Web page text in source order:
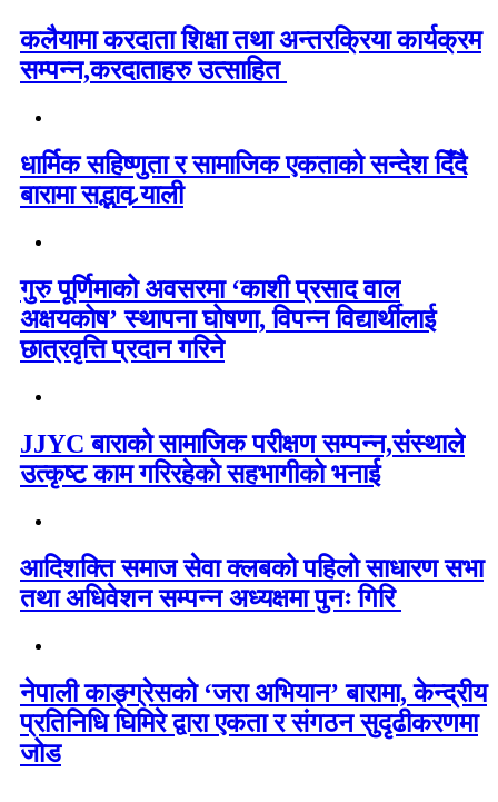
कलैयामा करदाता शिक्षा तथा अन्तरक्रिया कार्यक्रम
सम्पन्न,करदाताहरु उत्साहित
धार्मिक सहिष्णुता र सामाजिक एकताको सन्देश दिँदै
बारामा सद्भाव र्‍याली
गुरु पूर्णिमाको अवसरमा ‘काशी प्रसाद वाल
अक्षयकोष’ स्थापना घोषणा, विपन्न विद्यार्थीलाई
छात्रवृत्ति प्रदान गरिने
JJYC बाराको सामाजिक परीक्षण सम्पन्न,संस्थाले
उत्कृष्ट काम गरिरहेको सहभागीको भनाई
आदिशक्ति समाज सेवा क्लबको पहिलो साधारण सभा
तथा अधिवेशन सम्पन्न अध्यक्षमा पुनः गिरि
नेपाली काङ्ग्रेसको ‘जरा अभियान’ बारामा, केन्द्रीय
प्रतिनिधि घिमिरे द्वारा एकता र संगठन सुदृढीकरणमा
जोड